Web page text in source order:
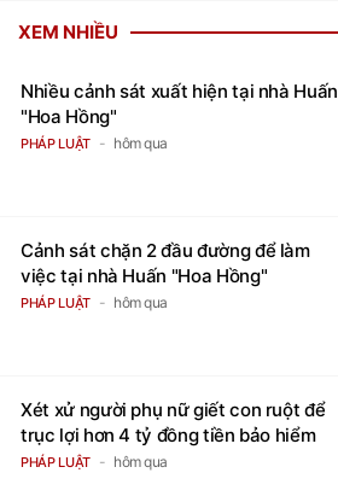
XEM NHIỀU
Nhiều cảnh sát xuất hiện tại nhà Huấn
"Hoa Hồng"
PHÁP LUẬT hôm qua
Cảnh sát chặn 2 đầu đường để làm
việc tại nhà Huấn "Hoa Hồng"
PHÁP LUẬT hôm qua
Xét xử người phụ nữ giết con ruột để
trục lợi hơn 4 tỷ đồng tiền bảo hiểm
PHÁP LUẬT hôm qua